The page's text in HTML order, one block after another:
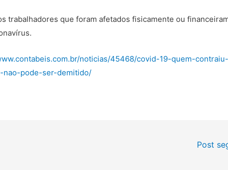
trabalhadores que foram afetados fisicamente ou
noticias/45468/covid-19-quem-
pode-ser-demitido/
Post